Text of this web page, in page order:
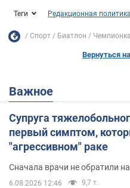
Теги Редакционная политика
Спорт Биатлон
Вернуться
Важное
Супруга
первый симптом,
"агрессивном" раке
Сначала врачи не обратили
6.08.2026 12:46 9,7 т.